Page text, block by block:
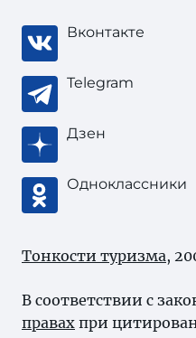
Вконтакте
Telegram
Дзен
Одноклассники
Тонкости туризма,
В соответствии с
правах при